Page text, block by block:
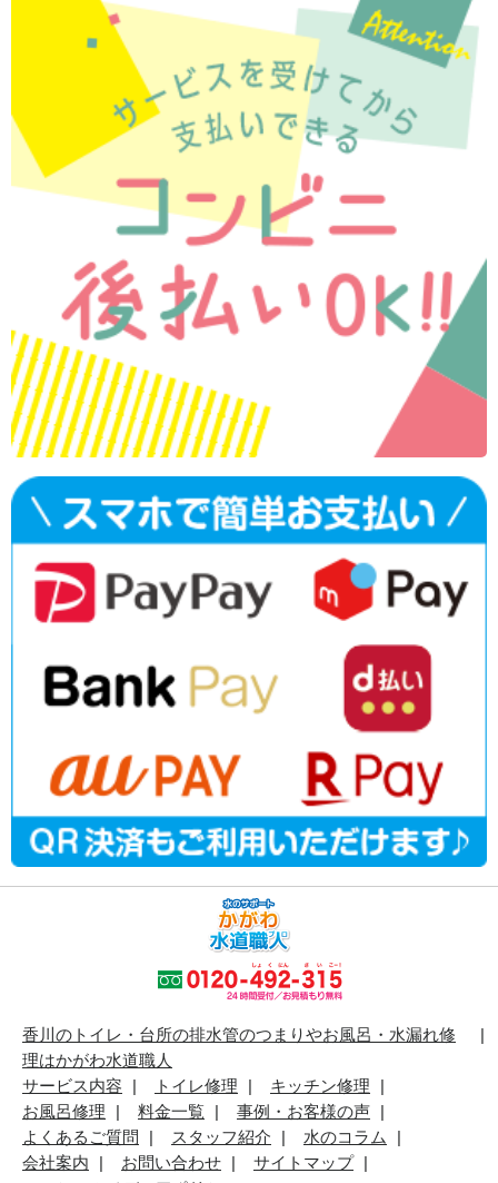
香川のトイレ・台所の排水管のつまりやお風呂・水漏れ修
理はかがわ水道職人
サービス内容
トイレ修理
キッチン修理
お風呂修理
料金一覧
事例・お客様の声
よくあるご質問
スタッフ紹介
水のコラム
会社案内
お問い合わせ
サイトマップ